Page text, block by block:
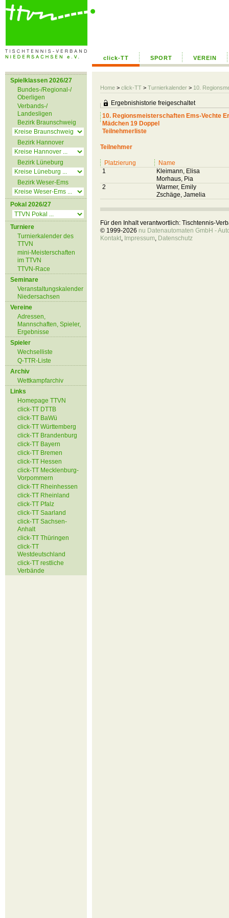
click-TT SPORT VEREIN
Home > click-TT > Turnierkalender > 10.
Spielklassen 2026/27
Bundes-/Regional-/
Oberligen
Verbands-/
Landesligen
Bezirk Braunschweig
Bezirk Hannover
Bezirk Lüneburg
Bezirk Weser-Ems
Pokal 2026/27
Turniere
Turnierkalender des
TTVN
mini-Meisterschaften
im TTVN
TTVN-Race
Seminare
Veranstaltungskalender
Niedersachsen
Vereine
Adressen,
Mannschaften, Spieler,
Ergebnisse
Spieler
Wechselliste
Q-TTR-Liste
Archiv
Wettkampfarchiv
Links
Homepage TTVN
click-TT DTTB
click-TT BaWü
click-TT Württemberg
click-TT Brandenburg
click-TT Bayern
click-TT Bremen
click-TT Hessen
click-TT Mecklenburg-
Vorpommern
click-TT Rheinhessen
click-TT Rheinland
click-TT Pfalz
click-TT Saarland
click-TT Sachsen-
Anhalt
click-TT Thüringen
click-TT
Westdeutschland
click-TT restliche
Verbände
Ergebnishistorie freigeschaltet
10. Regionsmeisterschaften Ems-Vechte
Mädchen 19 Doppel
Teilnehmerliste
Teilnehmer
Platzierung
Name
1
Kleimann, Elisa
Morhaus, Pia
2
Warmer, Emily
Zschäge, Jamelia
Für den Inhalt verantwortlich: Tischtennis-
© 1999-2026 nu Datenautomaten GmbH -
Kontakt, Impressum, Datenschutz